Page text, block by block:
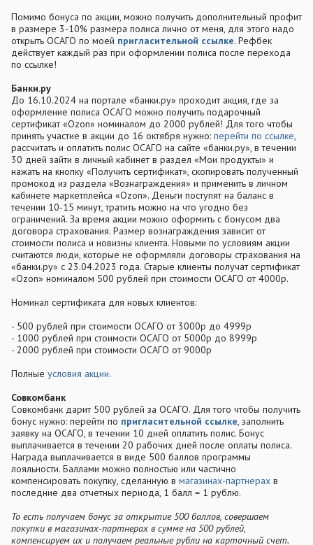
Помимо бонуса по акции, можно получить дополнительный профит
в размере 3-10% размера полиса лично от меня, для этого надо
открыть ОСАГО по моей пригласительной ссылке. Рефбек
действует каждый раз при оформлении полиса после перехода
по ссылке!
Банки.ру
До 16.10.2024 на портале «банки.ру» проходит акция, где за
оформление полиса ОСАГО можно получить подарочный
сертификат «Ozon» номиналом до 2000 рублей! Для того чтобы
принять участие в акции до 16 октября нужно: перейти по ссылке,
рассчитать и оплатить полис ОСАГО на сайте «банки.ру», в течении
30 дней зайти в личный кабинет в раздел «Мои продукты» и
нажать на кнопку «Получить сертификат», скопировать полученный
промокод из раздела «Вознаграждения» и применить в личном
кабинете маркетплейса «Ozon». Деньги поступят на баланс в
течении 10-15 минут, тратить можно на что угодно без
ограничений. За время акции можно оформить с бонусом два
договора страхования. Размер вознаграждения зависит от
стоимости полиса и новизны клиента. Новыми по условиям акции
считаются люди, которые не оформляли договоры страхования на
«банки.ру» с 23.04.2023 года. Старые клиенты получат сертификат
«Ozon» номиналом 500 рублей при стоимости ОСАГО от 4000р.
Номинал сертификата для новых клиентов:
- 500 рублей при стоимости ОСАГО от 3000р до 4999р
- 1000 рублей при стоимости ОСАГО от 5000р до 8999р
- 2000 рублей при стоимости ОСАГО от 9000р
Полные условия акции.
Совкомбанк
Совкомбанк дарит 500 рублей за ОСАГО. Для того чтобы получить
бонус нужно: перейти по пригласительной ссылке, заполнить
заявку на ОСАГО, в течении 10 дней оплатить полис. Бонус
выплачивается в течении 20 рабочих дней после оплаты полиса.
Награда выплачивается в виде 500 баллов программы
лояльности. Баллами можно полностью или частично
компенсировать покупку, сделанную в магазинах-партнерах в
последние два отчетных периода, 1 балл = 1 рублю.
То есть получаем бонус за открытие 500 баллов, совершаем
покупки в магазинах-партнерах в сумме на 500 рублей,
компенсируем их и получаем реальные рубли на карточный счет.